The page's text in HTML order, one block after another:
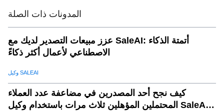
11
ب. تعزيز مشاركة العملاء
12. جيم - تحسين اتخاذ القرارات
13. د. قابلية التوسع
. 4. تطبيقات العالم الحقيقي لمنظمة الذكاء الاصطناعي في
المبيعات الدولية
16
ب. التنبؤ بالمبيعات
المدونات ذات الصلة
عزز مبيعات التصدير لديك مع SaleAI: أتمتة الذكاء
الاصطناعي لأعمال أكثر ذكاءً
وكيل SALEAI
كيف نجح أحد المصدرين في مضاعفة عدد العملاء
المحتملين المؤهلين ثلاث مرات باستخدام وكيل SaleAI